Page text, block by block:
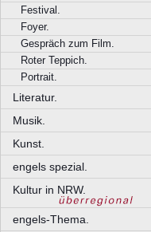
Festival.
Foyer.
Gespräch zum Film.
Roter Teppich.
Portrait.
Literatur.
Musik.
Kunst.
engels spezial.
Kultur in NRW.
engels-Thema.